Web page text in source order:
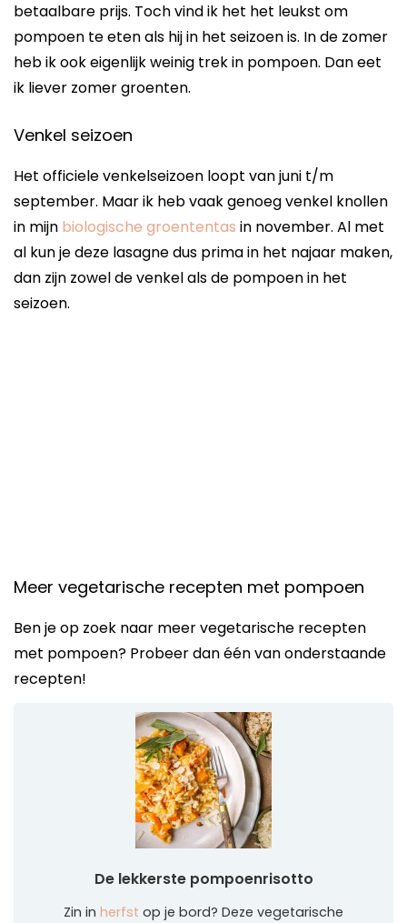
betaalbare prijs. Toch vind ik het het leukst om
pompoen te eten als hij in het seizoen is. In de zomer
heb ik ook eigenlijk weinig trek in pompoen. Dan eet
ik liever zomer groenten.
Venkel seizoen
Het officiele venkelseizoen loopt van juni t/m
september. Maar ik heb vaak genoeg venkel knollen
in mijn biologische groententas in november. Al met
al kun je deze lasagne dus prima in het najaar maken,
dan zijn zowel de venkel als de pompoen in het
seizoen.
Meer vegetarische recepten met pompoen
Ben je op zoek naar meer vegetarische recepten
met pompoen? Probeer dan één van onderstaande
recepten!
De lekkerste pompoenrisotto
Zin in herfst op je bord? Deze vegetarische